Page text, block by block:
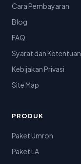
Cara Pembayaran
Blog
FAQ
Syarat dan Ketentuan
Kebijakan Privasi
Site Map
PRODUK
Paket Umroh
Paket LA